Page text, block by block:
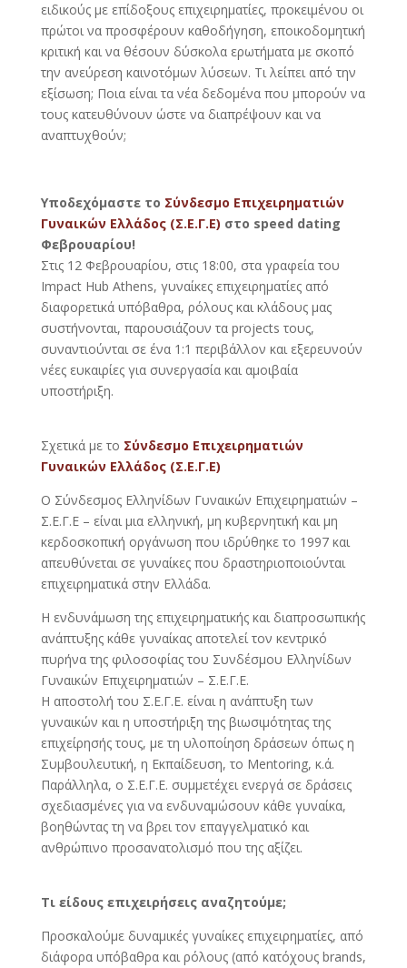
ειδικούς με επίδοξους επιχειρηματίες, προκειμένου οι
πρώτοι να προσφέρουν καθοδήγηση, εποικοδομητική
κριτική και να θέσουν δύσκολα ερωτήματα με σκοπό
την ανεύρεση καινοτόμων λύσεων. Τι λείπει από την
εξίσωση; Ποια είναι τα νέα δεδομένα που μπορούν να
τους κατευθύνουν ώστε να διαπρέψουν και να
αναπτυχθούν;
Υποδεχόμαστε το Σύνδεσμο Επιχειρηματιών
Γυναικών Ελλάδος (Σ.Ε.Γ.Ε) στο speed dating
Φεβρουαρίου!
Στις 12 Φεβρουαρίου, στις 18:00, στα γραφεία του
Impact Hub Athens, γυναίκες επιχειρηματίες από
διαφορετικά υπόβαθρα, ρόλους και κλάδους μας
συστήνονται, παρουσιάζουν τα projects τους,
συναντιούνται σε ένα 1:1 περιβάλλον και εξερευνούν
νέες ευκαιρίες για συνεργασία και αμοιβαία
υποστήριξη.
Σχετικά με το Σύνδεσμο Επιχειρηματιών
Γυναικών Ελλάδος (Σ.Ε.Γ.Ε)
Ο Σύνδεσμος Ελληνίδων Γυναικών Επιχειρηματιών –
Σ.Ε.Γ.Ε – είναι μια ελληνική, μη κυβερνητική και μη
κερδοσκοπική οργάνωση που ιδρύθηκε το 1997 και
απευθύνεται σε γυναίκες που δραστηριοποιούνται
επιχειρηματικά στην Ελλάδα.
Η ενδυνάμωση της επιχειρηματικής και διαπροσωπικής
ανάπτυξης κάθε γυναίκας αποτελεί τον κεντρικό
πυρήνα της φιλοσοφίας του Συνδέσμου Ελληνίδων
Γυναικών Επιχειρηματιών – Σ.Ε.Γ.Ε.
Η αποστολή του Σ.Ε.Γ.Ε. είναι η ανάπτυξη των
γυναικών και η υποστήριξη της βιωσιμότητας της
επιχείρησής τους, με τη υλοποίηση δράσεων όπως η
Συμβουλευτική, η Εκπαίδευση, το Mentoring, κ.ά.
Παράλληλα, ο Σ.Ε.Γ.Ε. συμμετέχει ενεργά σε δράσεις
σχεδιασμένες για να ενδυναμώσουν κάθε γυναίκα,
βοηθώντας τη να βρει τον επαγγελματικό και
ανθρώπινο προσανατολισμό που της αξίζει.
Τι είδους επιχειρήσεις αναζητούμε;
Προσκαλούμε δυναμικές γυναίκες επιχειρηματίες, από
διάφορα υπόβαθρα και ρόλους (από κατόχους brands,